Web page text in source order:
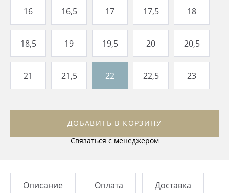
16 16,5 17 17,5 18
18,5 19 19,5 20 20,5
21 21,5 22 22,5 23
ДОБАВИТЬ В КОРЗИНУ
Связаться с менеджером
Описание Оплата Доставка